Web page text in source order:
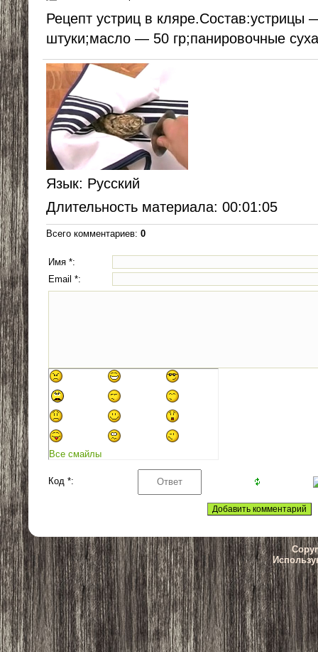
Рецепт устриц в
штуки;масло — 50 гр;панировочные
Язык: Русский
Длительность материала: 00:01:05
Всего комментариев: 0
Имя *:
Email *:
Все смайлы
Код *: